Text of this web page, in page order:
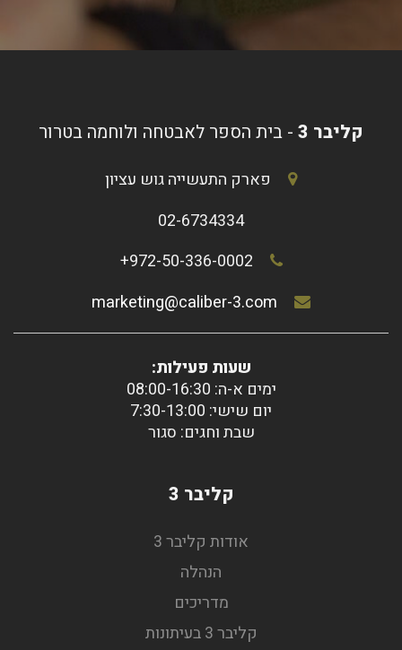
קליבר 3 - בית הספר לאבטחה ולוחמה בטרור
פארק התעשייה גוש עציון
02-6734334
marketing@caliber-3.com
שעות פעילות:
ימים א-ה: 08:00-16:30
יום שישי: 7:30-13:00
שבת וחגים: סגור
קליבר 3
אודות קליבר 3
הנהלה
מדריכים
קליבר 3 בעיתונות